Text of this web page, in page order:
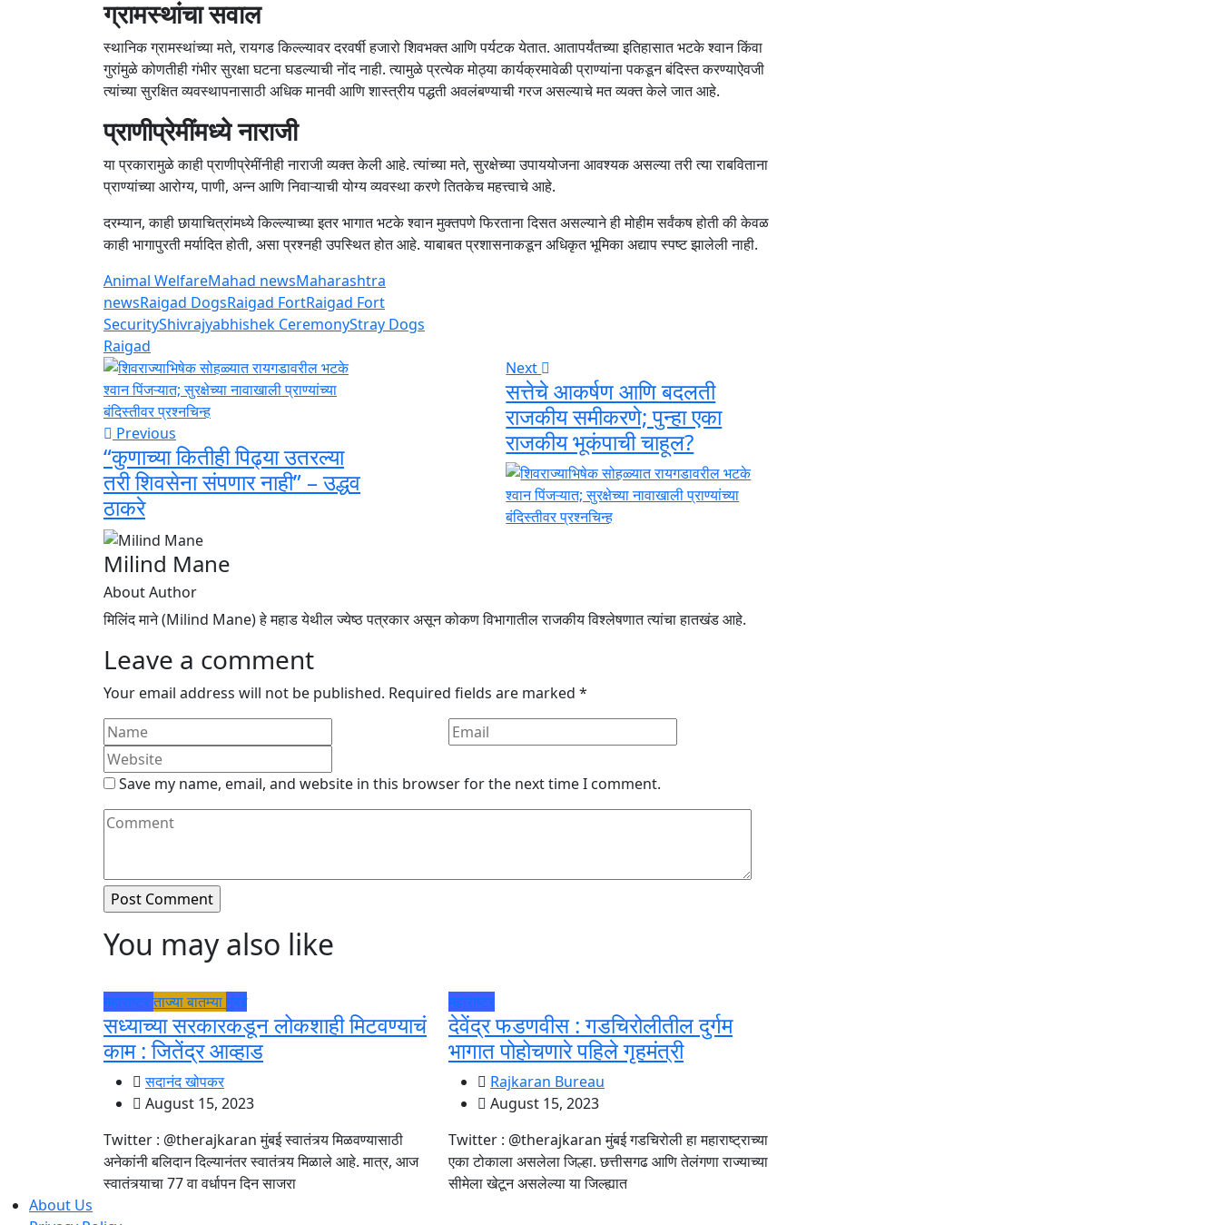
ग्रामस्थांचा सवाल
स्थानिक ग्रामस्थांच्या मते, रायगड किल्ल्यावर दरवर्षी हजारो शिवभक्त आणि पर्यटक येतात. आतापर्यंतच्या इतिहासात भटके श्वान किंवा
गुरांमुळे कोणतीही गंभीर सुरक्षा घटना घडल्याची नोंद नाही. त्यामुळे प्रत्येक मोठ्या कार्यक्रमावेळी प्राण्यांना पकडून बंदिस्त करण्याऐवजी
त्यांच्या सुरक्षित व्यवस्थापनासाठी अधिक मानवी आणि शास्त्रीय पद्धती अवलंबण्याची गरज असल्याचे मत व्यक्त केले जात आहे.
प्राणीप्रेमींमध्ये नाराजी
या प्रकारामुळे काही प्राणीप्रेमींनीही नाराजी व्यक्त केली आहे. त्यांच्या मते, सुरक्षेच्या उपाययोजना आवश्यक असल्या तरी त्या राबविताना
प्राण्यांच्या आरोग्य, पाणी, अन्न आणि निवाऱ्याची योग्य व्यवस्था करणे तितकेच महत्त्वाचे आहे.
दरम्यान, काही छायाचित्रांमध्ये किल्ल्याच्या इतर भागात भटके श्वान मुक्तपणे फिरताना दिसत असल्याने ही मोहीम सर्वंकष होती की केवळ
काही भागापुरती मर्यादित होती, असा प्रश्नही उपस्थित होत आहे. याबाबत प्रशासनाकडून अधिकृत भूमिका अद्याप स्पष्ट झालेली नाही.
Animal WelfareMahad newsMaharashtra
newsRaigad DogsRaigad FortRaigad Fort
SecurityShivrajyabhishek CeremonyStray Dogs
Raigad
Previous
“कुणाच्या कितीही पिढ्या उतरल्या
तरी शिवसेना संपणार नाही” – उद्धव
ठाकरे
Next
सत्तेचे आकर्षण आणि बदलती
राजकीय समीकरणे; पुन्हा एका
राजकीय भूकंपाची चाहूल?
Milind Mane
About Author
मिलिंद माने (Milind Mane) हे महाड येथील ज्येष्ठ पत्रकार असून कोकण विभागातील राजकीय विश्लेषणात त्यांचा हातखंड आहे.
Leave a comment
Your email address will not be published. Required fields are marked *
Save my name, email, and website in this browser for the next time I comment.
You may also like
महाराष्ट्रताज्या बातम्यामुंबई
सध्याच्या सरकारकडून लोकशाही मिटवण्याचं
काम : जितेंद्र आव्हाड
सदानंद खोपकर
August 15, 2023
Twitter : @therajkaran मुंबई स्वातंत्र्य मिळवण्यासाठी
अनेकांनी बलिदान दिल्यानंतर स्वातंत्र्य मिळाले आहे. मात्र, आज
स्वातंत्र्याचा 77 वा वर्धापन दिन साजरा
महाराष्ट्र
देवेंद्र फडणवीस : गडचिरोलीतील दुर्गम
भागात पोहोचणारे पहिले गृहमंत्री
Rajkaran Bureau
August 15, 2023
Twitter : @therajkaran मुंबई गडचिरोली हा महाराष्ट्राच्या
एका टोकाला असलेला जिल्हा. छत्तीसगढ आणि तेलंगणा राज्याच्या
सीमेला खेटून असलेल्या या जिल्ह्यात
About Us